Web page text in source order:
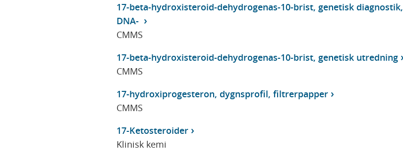
17-beta-hydroxisteroid-dehydrogenas-10-brist, genetisk diagnostik,
DNA-
CMMS
17-beta-hydroxisteroid-dehydrogenas-10-brist, genetisk utredning
CMMS
17-hydroxiprogesteron, dygnsprofil, filtrerpapper
CMMS
17-Ketosteroider
Klinisk kemi